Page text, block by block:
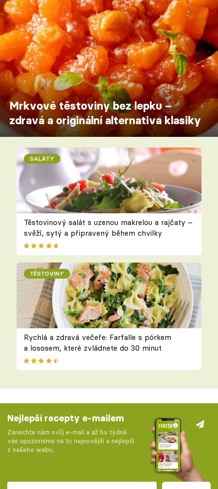
Mrkvové těstoviny bez lepku –
zdravá a originální alternativa klasiky
SALÁTY
Těstovinový salát s uzenou makrelou a rajčaty –
svěží, sytý a připravený během chvilky
TĚSTOVINY
Rychlá a zdravá večeře: Farfalle s pórkem
a lososem, které zvládnete do 30 minut
Nejlepší recepty e-mailem
Zanechte nám svůj e-mail a až 5x týdně
vás upozorníme na to nejnovější a nejlepší
z našeho webu.